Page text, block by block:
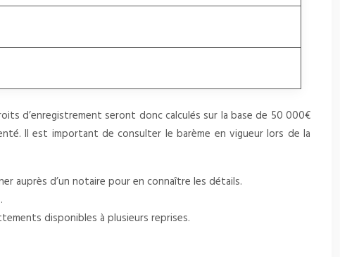
d’enregistrement seront donc calculés sur la base de 50 000€
Il est important de consulter le barème en vigueur lors de la
auprès d’un notaire pour en connaître les détails.
disponibles à plusieurs reprises.